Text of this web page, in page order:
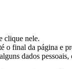
clique nele.
o final da página e
dados